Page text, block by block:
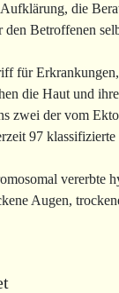
die
Betroffenen
für
die Haut und
zwei der vom
97
vererbte
Augen,